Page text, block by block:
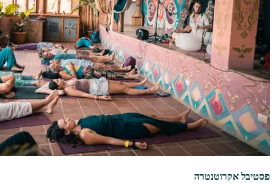
פסטיבל אקרוטנטרה